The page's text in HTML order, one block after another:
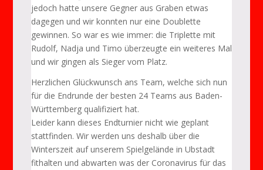
jedoch hatte unsere Gegner aus Graben etwas
dagegen und wir konnten nur eine Doublette
gewinnen. So war es wie immer: die Triplette mit
Rudolf, Nadja und Timo überzeugte ein weiteres Mal
und wir gingen als Sieger vom Platz.
Herzlichen Glückwunsch ans Team, welche sich nun
für die Endrunde der besten 24 Teams aus Baden-
Württemberg qualifiziert hat.
Leider kann dieses Endturnier nicht wie geplant
stattfinden. Wir werden uns deshalb über die
Winterszeit auf unserem Spielgelände in Ubstadt
fithalten und abwarten was der Coronavirus für das